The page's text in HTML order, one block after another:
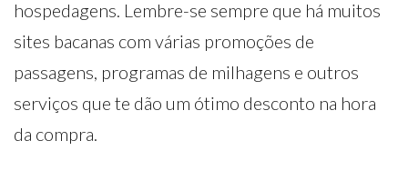
hospedagens. Lembre-se sempre que há muitos
sites bacanas com várias promoções de
passagens, programas de milhagens e outros
serviços que te dão um ótimo desconto na hora
da compra.